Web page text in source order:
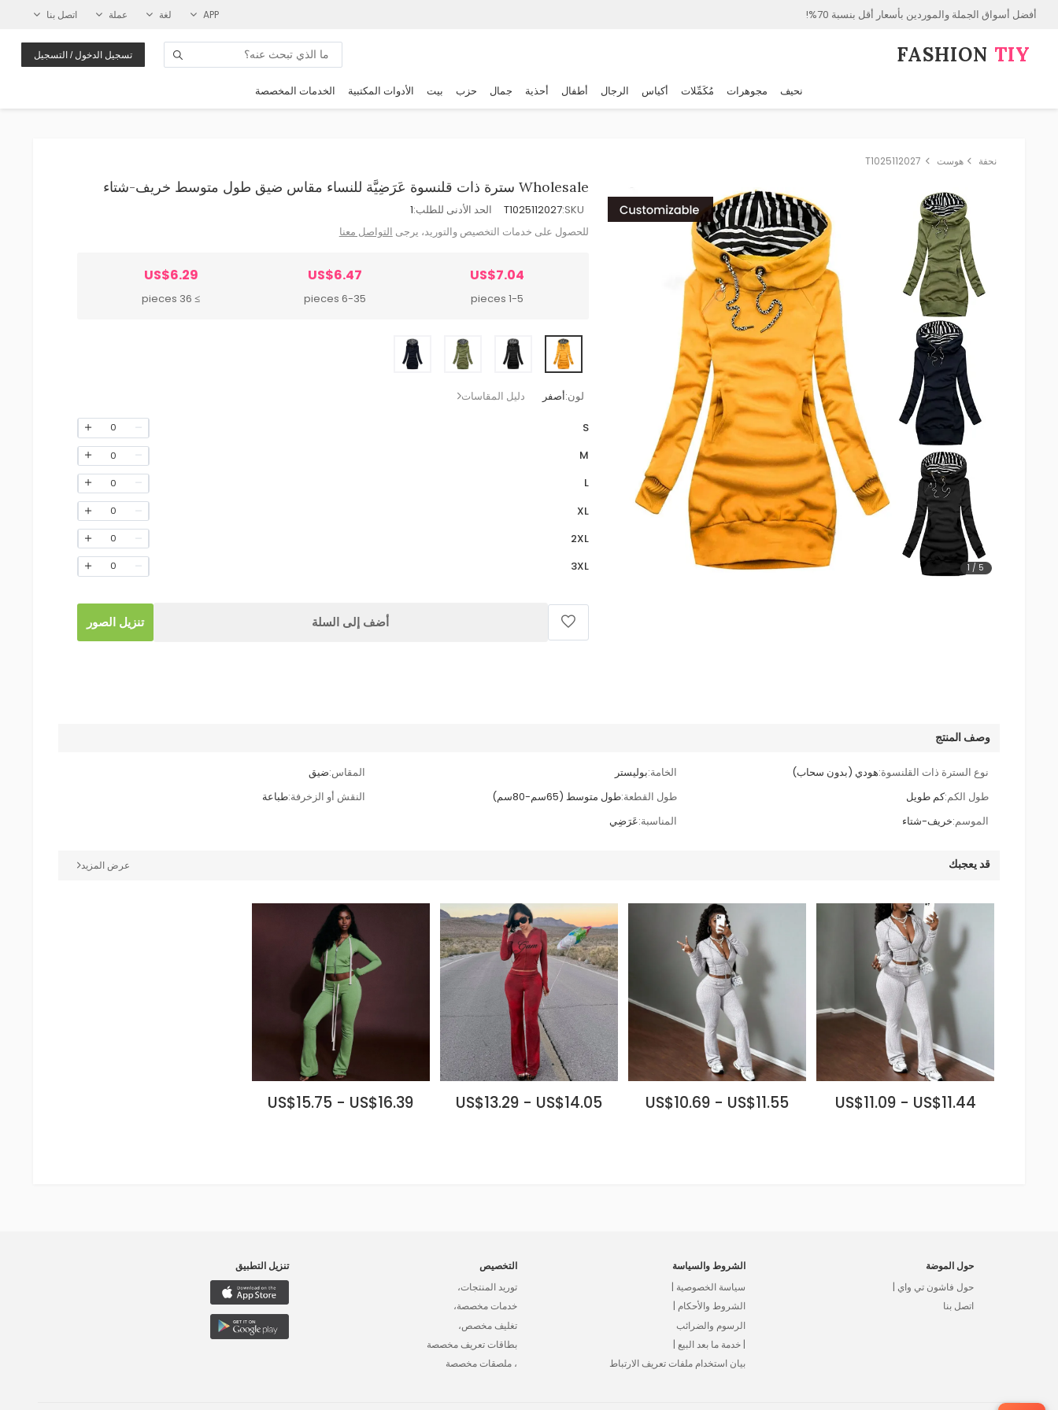
أفضل أسواق الجملة والموردين بأسعار أقل بنسبة 70%! APP لغة عملة اتصل بنا
FASHION⁠ TIY تسجيل الدخول / التسجيل
نحيف مجوهرات مُكَمِّلات أكياس الرجال أطفال أحذية جمال حزب بيت الأدوات المكتبية الخدمات المخصصة
نحفة هوست T1025112027
1 / 5
Wholesale سترة ذات قلنسوة عَرَضِيَّة للنساء مقاس ضيق طول متوسط خريف-شتاء
SKU:
T1025112027 الحد الأدنى للطلب:1
للحصول على خدمات التخصيص والتوريد، يرجى التواصل معنا
US$7.04
1-5 pieces
US$6.47
6-35 pieces
US$6.29
≥ 36 pieces
لون:أصفر دليل المقاسات
S
0
M
0
L
0
XL
0
2XL
0
3XL
0
أضف إلى السلة تنزيل الصور
وصف المنتج
نوع السترة ذات القلنسوة:هودي (بدون سحاب) الخامة:بوليستر المقاس:ضيق
طول الكم:كم طويل طول القطعة:طول متوسط (65سم-80سم) النقش أو الزخرفة:طباعة
الموسم:خريف-شتاء المناسبة:عَرَضِي
قد يعجبك عرض المزيد
US$11.09 - US$11.44
US$10.69 - US$11.55
US$13.29 - US$14.05
US$15.75 - US$16.39
حول الموضة
حول فاشون تي واي |
اتصل بنا
الشروط والسياسة
سياسة الخصوصية |
الشروط والأحكام |
الرسوم والضرائب
| خدمة ما بعد البيع |
بيان استخدام ملفات تعريف الارتباط
التخصيص
توريد المنتجات،
خدمات مخصصة،
تغليف مخصص،
بطاقات تعريف مخصصة
، ملصقات مخصصة
تنزيل التطبيق